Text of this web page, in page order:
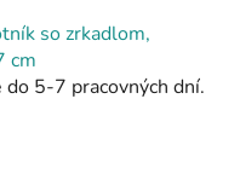
so zrkadlom,
cm
5-7 pracovných dní.